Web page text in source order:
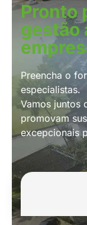
Pronto
gestão
Preencha o
especialistas.
Vamos juntos
promovam
excepcionais